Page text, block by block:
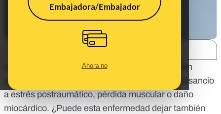
Embajadora/Embajador
Ahora no
Los pacientes que superan la COVID-19 pueden
padecer un amplio abanico de secuelas:
de cansancio
a estrés postraumático, pérdida muscular o daño
miocárdico. ¿Puede esta enfermedad dejar también